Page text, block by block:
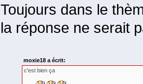
Toujours dans le
la réponse ne serait
moxie18 a écrit:
c'est bien ça